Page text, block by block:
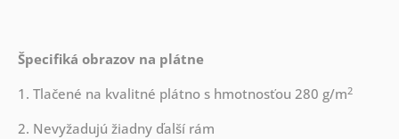
Špecifiká obrazov na plátne
1. Tlačené na kvalitné plátno s hmotnosťou 280 g/m2
2. Nevyžadujú žiadny ďalší rám